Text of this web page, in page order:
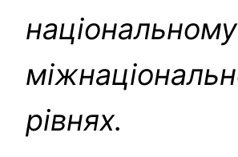
національному
рівнях.